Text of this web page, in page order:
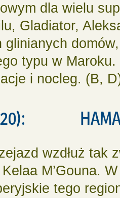
dla wielu
Gladiator,
glinianych
typu w
i nocleg. (B,
20):
wzdłuż tak
M’Gouna.
tego